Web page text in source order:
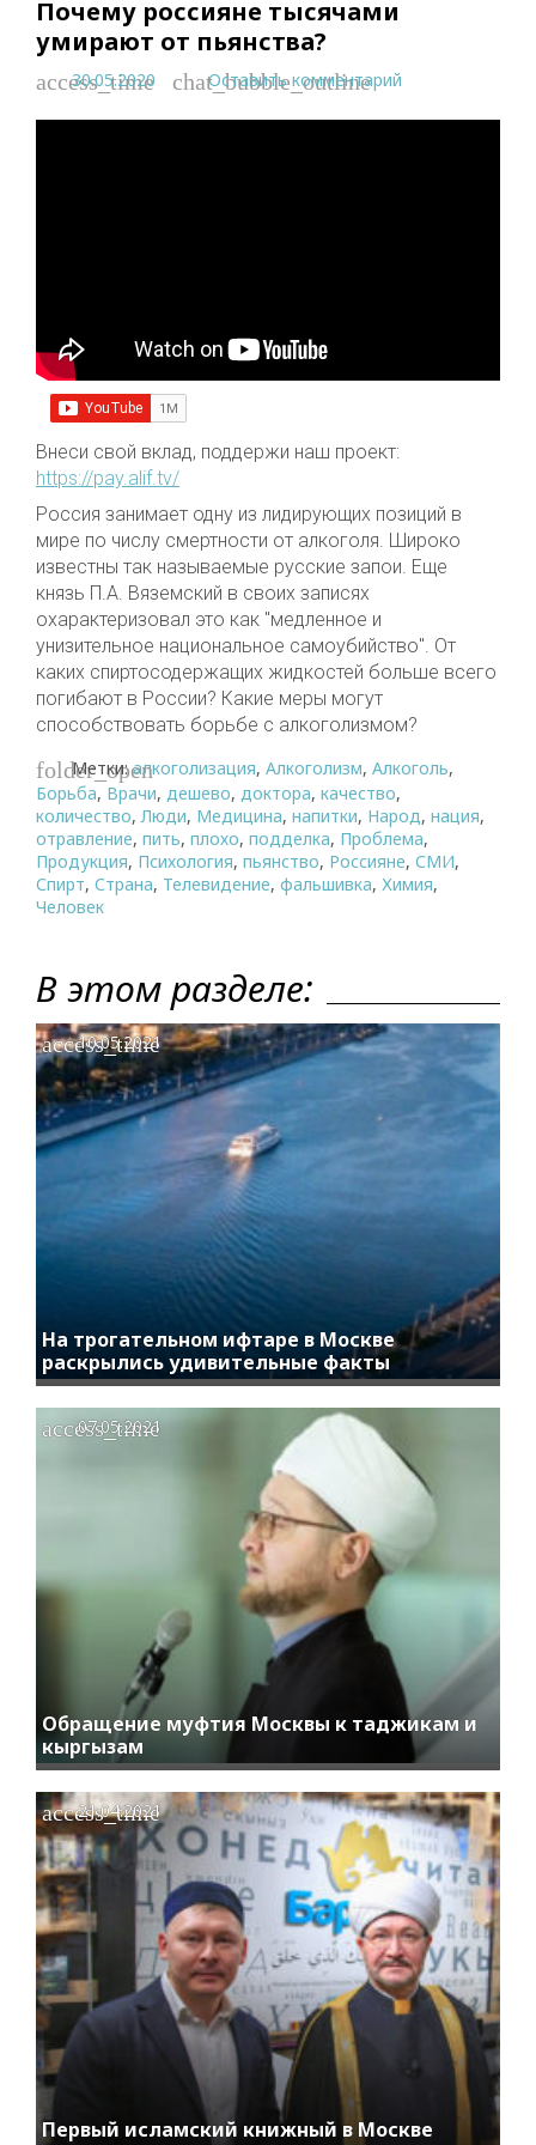
Почему россияне тысячами
умирают от пьянства?
access_time
30.05.2020 chat_bubble_outline
Оставить комментарий
Внеси свой вклад, поддержи наш проект:
https://pay.alif.tv/
Россия занимает одну из лидирующих позиций в
мире по числу смертности от алкоголя. Широко
известны так называемые русские запои. Еще
князь П.А. Вяземский в своих записях
охарактеризовал это как "медленное и
унизительное национальное самоубийство". От
каких спиртосодержащих жидкостей больше всего
погибают в России? Какие меры могут
способствовать борьбе с алкоголизмом?
folder_open
Метки:алкоголизация, Алкоголизм, Алкоголь,
Борьба, Врачи, дешево, доктора, качество,
количество, Люди, Медицина, напитки, Народ, нация,
отравление, пить, плохо, подделка, Проблема,
Продукция, Психология, пьянство, Россияне, СМИ,
Спирт, Страна, Телевидение, фальшивка, Химия,
Человек
В этом разделе:
На трогательном ифтаре в Москве
раскрылись удивительные факты
access_time
10.05.2021
Обращение муфтия Москвы к таджикам и
кыргызам
access_time
07.05.2021
Первый исламский книжный в Москве
access_time
21.04.2021